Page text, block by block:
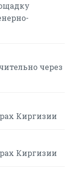
через
Киргизии
Киргизии